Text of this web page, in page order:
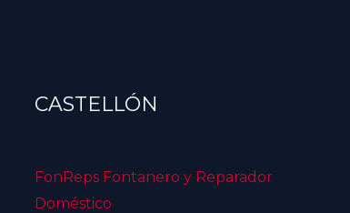
CASTELLÓN
FonReps Fontanero y Reparador
Doméstico